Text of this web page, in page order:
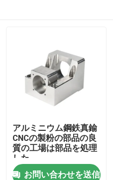
アルミニウム鋼鉄真鍮
CNCの製粉の部品の良
質の工場は部品を処理
した
お問い合わせを送信